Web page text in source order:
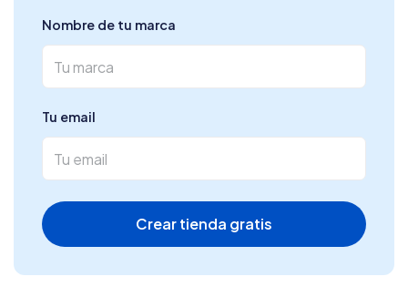
Nombre de tu marca
Tu email
Crear tienda gratis